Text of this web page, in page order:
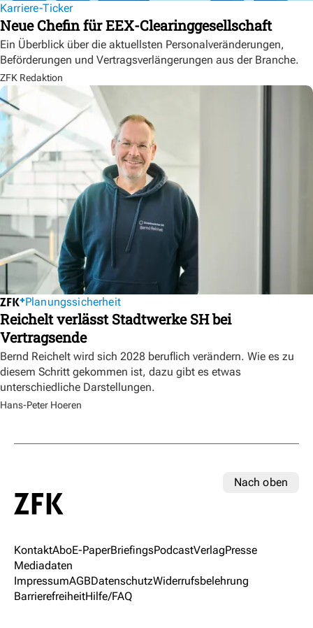
Karriere-Ticker
Neue Chefin für EEX-Clearinggesellschaft
Ein Überblick über die aktuellsten Personalveränderungen,
Beförderungen und Vertragsverlängerungen aus der Branche.
ZFK Redaktion
Planungssicherheit
Reichelt verlässt Stadtwerke SH bei
Vertragsende
Bernd Reichelt wird sich 2028 beruflich verändern. Wie es zu
diesem Schritt gekommen ist, dazu gibt es etwas
unterschiedliche Darstellungen.
Hans-Peter Hoeren
Nach oben
KontaktAboE-PaperBriefingsPodcastVerlagPresse
Mediadaten
ImpressumAGBDatenschutzWiderrufsbelehrung
BarrierefreiheitHilfe/FAQ